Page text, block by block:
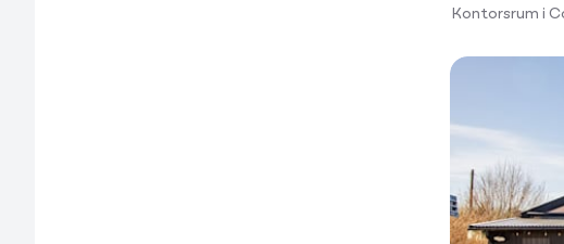
Kontorsrum i